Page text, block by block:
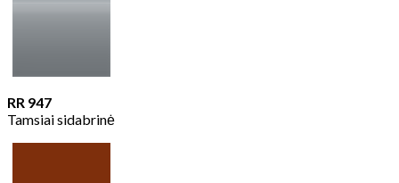
RR 947
Tamsiai sidabrinė